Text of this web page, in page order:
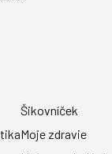
Šikovníček
Moje zdravie